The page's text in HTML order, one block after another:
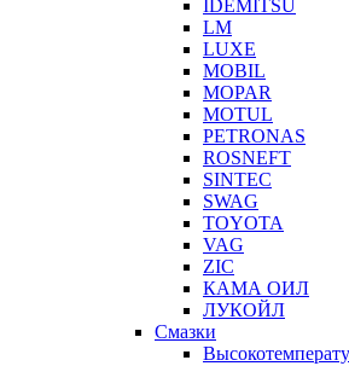
IDEMITSU
LM
LUXE
MOBIL
MOPAR
MOTUL
PETRONAS
ROSNEFT
SINTEC
SWAG
TOYOTA
VAG
ZIC
КАМА ОИЛ
ЛУКОЙЛ
Смазки